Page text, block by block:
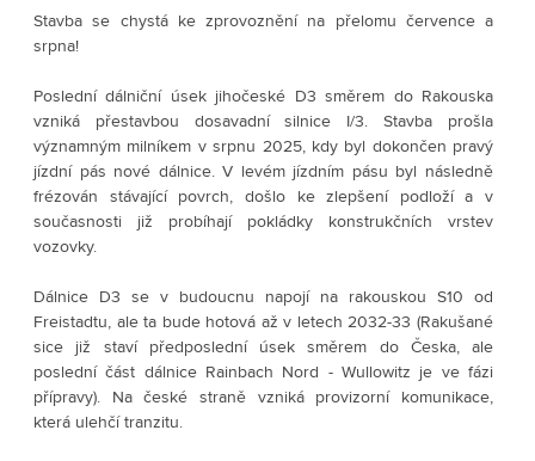
Stavba se chystá ke zprovoznění na přelomu července a
srpna!
Poslední dálniční úsek jihočeské D3 směrem do Rakouska
vzniká přestavbou dosavadní silnice I/3. Stavba prošla
významným milníkem v srpnu 2025, kdy byl dokončen pravý
jízdní pás nové dálnice. V levém jízdním pásu byl následně
frézován stávající povrch, došlo ke zlepšení podloží a v
současnosti již probíhají pokládky konstrukčních vrstev
vozovky.
Dálnice D3 se v budoucnu napojí na rakouskou S10 od
Freistadtu, ale ta bude hotová až v letech 2032-33 (Rakušané
sice již staví předposlední úsek směrem do Česka, ale
poslední část dálnice Rainbach Nord - Wullowitz je ve fázi
přípravy). Na české straně vzniká provizorní komunikace,
která ulehčí tranzitu.